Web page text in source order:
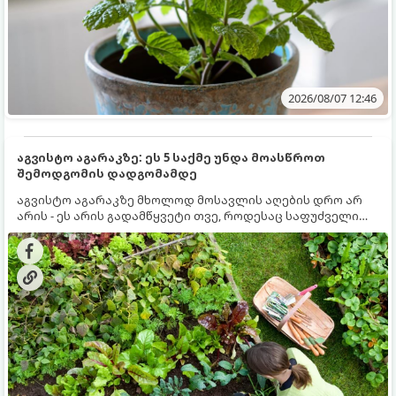
2026/08/07 12:46
აგვისტო აგარაკზე: ეს 5 საქმე უნდა მოასწროთ
შემოდგომის დადგომამდე
აგვისტო აგარაკზე მხოლოდ მოსავლის აღების დრო არ
არის - ეს არის გადამწყვეტი თვე, როდესაც საფუძველი
ეყრება მომავალი წლის მოსავალს და ბაღი მზადდება
შემოდგომა-ზამთრის სეზონისთვის. იმისათვის, რომ
ნიადაგმა ენერგია აღიდგინოს, ხოლო მცენარეებმა
ზამთარს გაუძლონ, აგვისტოს ბოლომდე 5
მნიშვნელოვანი საქმის გაკეთება უნდა მოასწროთ: